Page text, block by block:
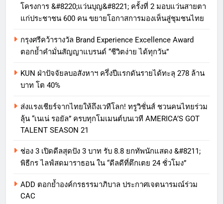
โครงการ &#8220;แว่นบุญ&#8221; ครั้งที่ 2 มอบแว่นสายตา
แก่ประชาชน 600 คน ขยายโอกาสการมองเห็นสู่ชุมชนไทย
กรุงศรีคว้ารางวัล Brand Experience Excellence Award
ตอกย้ำคำมั่นสัญญาแบรนด์ “ชีวิตง่าย ได้ทุกวัน”
KUN ฝ่าปัจจัยลบอสังหาฯ ครึ่งปีแรกดันรายได้ทะลุ 278 ล้าน
บาท โต 40%
ส่งแรงเชียร์จากไทยให้ถึงเวทีโลก! ทรูวิชั่นส์ ชวนคนไทยร่วม
ลุ้น “เนเน่ รอยัล” ครบทุกโมเมนต์บนเวที AMERICA’S GOT
TALENT SEASON 21
ช่อง 3 เปิดดีลสุดปัง 3 บาท รับ 8.8 ยกทัพนักแสดง &#8211;
พิธีกร ไลฟ์สดมาราธอน ใน “ดีลดีที่ตึกเตย 24 ชั่วโมง”
ADD ตอกย้ำองค์กรธรรมาภิบาล ประกาศเจตนารมณ์ร่วม
CAC